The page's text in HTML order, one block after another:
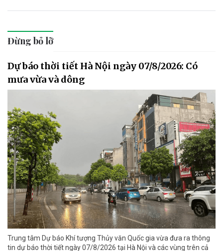
Đừng bỏ lỡ
Dự báo thời tiết Hà Nội ngày 07/8/2026: Có
mưa vừa và dông
Trung tâm Dự báo Khí tượng Thủy văn Quốc gia vừa đưa ra thông
tin dự báo thời tiết ngày 07/8/2026 tại Hà Nội và các vùng trên cả